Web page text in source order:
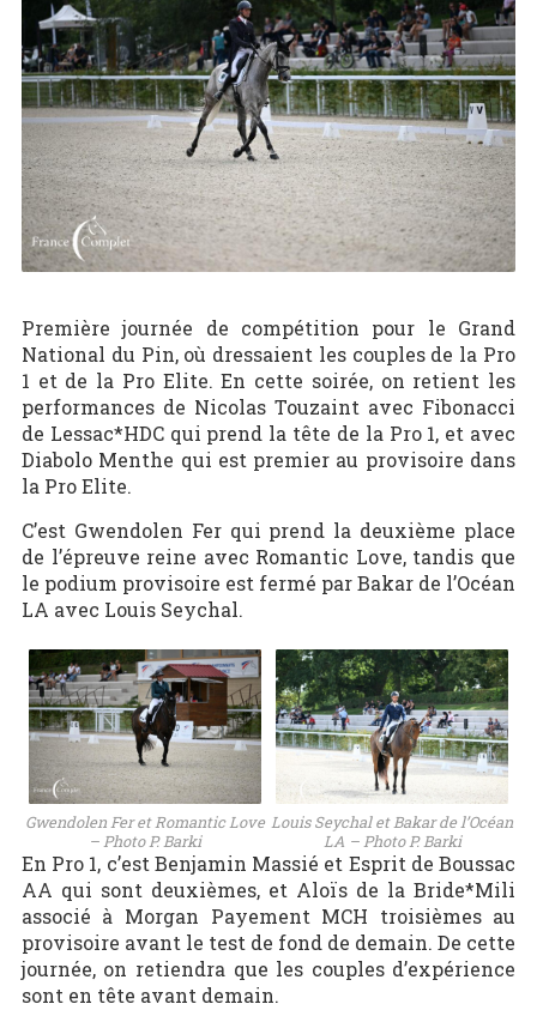
Première journée de compétition pour le Grand
National du Pin, où dressaient les couples de la Pro
1 et de la Pro Elite. En cette soirée, on retient les
performances de Nicolas Touzaint avec Fibonacci
de Lessac*HDC qui prend la tête de la Pro 1, et avec
Diabolo Menthe qui est premier au provisoire dans
la Pro Elite.
C’est Gwendolen Fer qui prend la deuxième place
de l’épreuve reine avec Romantic Love, tandis que
le podium provisoire est fermé par Bakar de l’Océan
LA avec Louis Seychal.
Gwendolen Fer et Romantic Love
– Photo P. Barki
Louis Seychal et Bakar de l’Océan
LA – Photo P. Barki
En Pro 1, c’est Benjamin Massié et Esprit de Boussac
AA qui sont deuxièmes, et Aloïs de la Bride*Mili
associé à Morgan Payement MCH troisièmes au
provisoire avant le test de fond de demain. De cette
journée, on retiendra que les couples d’expérience
sont en tête avant demain.